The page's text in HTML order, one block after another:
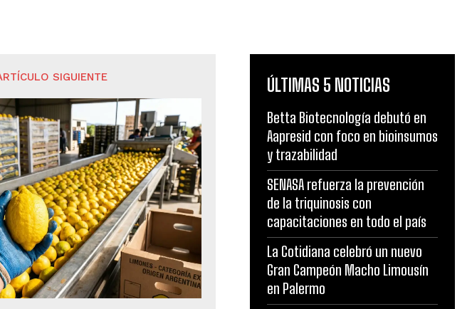
SIGUIENTE ÚLTIMAS 5 NOTICIAS
Betta Biotecnología debutó en
Aapresid con foco en bioinsumos
y trazabilidad
SENASA refuerza la prevención
de la triquinosis con
capacitaciones en todo el país
La Cotidiana celebró un nuevo
Gran Campeón Macho Limousín
en Palermo